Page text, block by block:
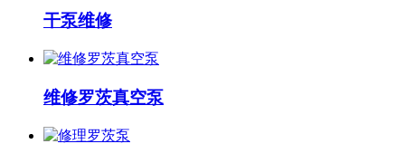
干泵维修
维修罗茨真空泵